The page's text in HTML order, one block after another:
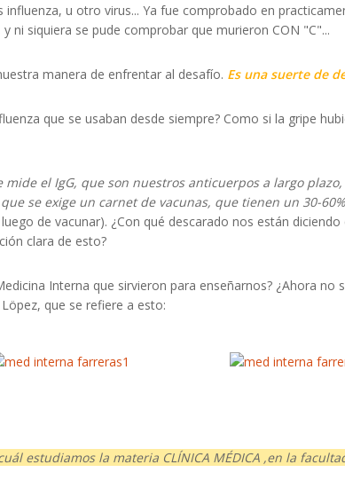
u otro virus... Ya fue comprobado en
ni siquiera se pude comprobar que murieron CON "C"...
manera de enfrentar al desafío. Es una suerte de
que se usaban desde siempre? Como si la gripe
mide el IgG, que son nuestros anticuerpos a largo
se exige un carnet de vacunas, que tienen un 30-
de vacunar). ¿Con qué descarado nos están
clara de esto?
Interna que sirvieron para enseñarnos? ¿Ahora no
que se refiere a esto:
estudiamos la materia CLÍNICA MÉDICA ,en la